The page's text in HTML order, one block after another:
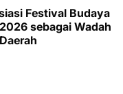
Festival Budaya
sebagai Wadah